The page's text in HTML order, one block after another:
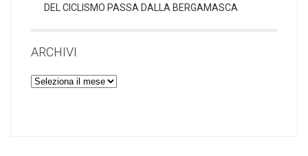
DEL CICLISMO PASSA DALLA BERGAMASCA
ARCHIVI
Archivi